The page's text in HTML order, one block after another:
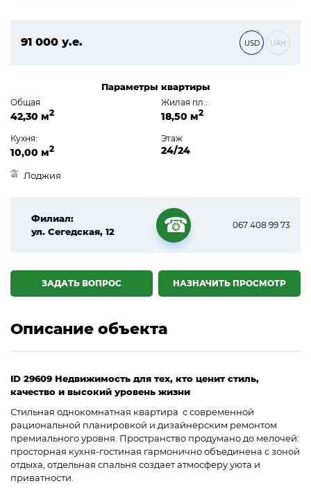
91 000 у.е.
USD UAH
Параметры квартиры
Общая
42,30 м2
Жилая пл.:
18,50 м2
Кухня:
10,00 м2
Этаж
24/24
Лоджия
Филиал:
ул. Сегедская, 12
☎
067 408 99 73
НАЗНАЧИТЬ ПРОСМОТР
ЗАДАТЬ ВОПРОС
Описание объекта
ID 29609 Недвижимость для тех, кто ценит стиль,
качество и высокий уровень жизни
Стильная однокомнатная квартира с современной
рациональной планировкой и дизайнерским ремонтом
премиального уровня. Пространство продумано до мелочей:
просторная кухня-гостиная гармонично объединена с зоной
отдыха, отдельная спальня создает атмосферу уюта и
приватности.